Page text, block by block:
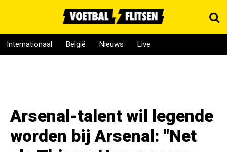
Internationaal België Nieuws Live
Arsenal-talent wil legende
worden bij Arsenal: ''Net